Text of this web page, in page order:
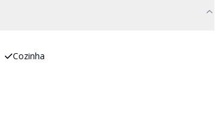
Cozinha